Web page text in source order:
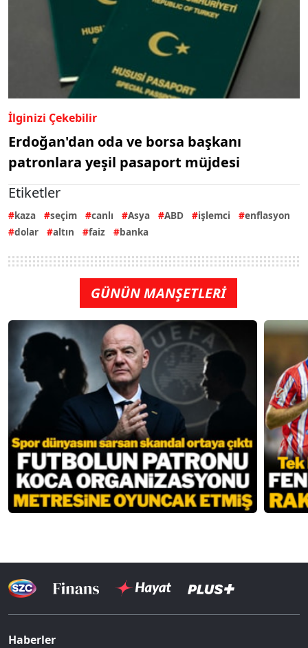
İlginizi Çekebilir
Erdoğan'dan oda ve borsa başkanı
patronlara yeşil pasaport müjdesi
Etiketler
kaza seçim canlı Asya ABD işlemci
enflasyon
dolar
altın faiz banka
GÜNÜN MANŞETLERİ
Haberler